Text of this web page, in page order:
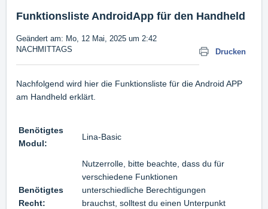
Funktionsliste AndroidApp für den Handheld
Drucken
Geändert am: Mo, 12 Mai, 2025 um 2:42
NACHMITTAGS
Nachfolgend wird hier die Funktionsliste für die Android APP
am Handheld erklärt.
Benötigtes
Modul:
Lina-Basic
Benötigtes
Recht:
Nutzerrolle, bitte beachte, dass du für
verschiedene Funktionen
unterschiedliche Berechtigungen
brauchst, solltest du einen Unterpunkt